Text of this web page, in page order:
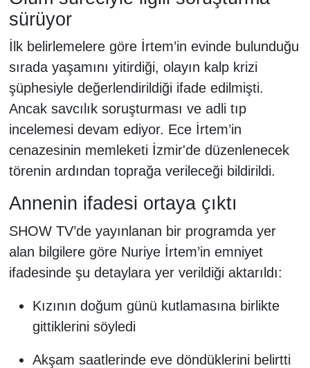
sürüyor
İlk belirlemelere göre İrtem’in evinde bulunduğu
sırada yaşamını yitirdiği, olayın kalp krizi
şüphesiyle değerlendirildiği ifade edilmişti.
Ancak savcılık soruşturması ve adli tıp
incelemesi devam ediyor. Ece İrtem’in
cenazesinin memleketi İzmir'de düzenlenecek
törenin ardından toprağa verileceği bildirildi.
Annenin ifadesi ortaya çıktı
SHOW TV’de yayınlanan bir programda yer
alan bilgilere göre Nuriye İrtem’in emniyet
ifadesinde şu detaylara yer verildiği aktarıldı:
Kızının doğum günü kutlamasına birlikte
gittiklerini söyledi
Akşam saatlerinde eve döndüklerini belirtti